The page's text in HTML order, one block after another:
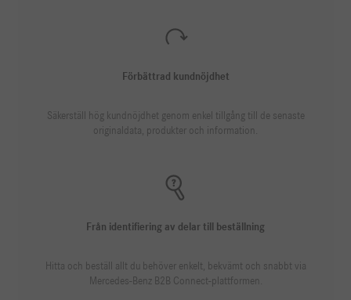
Förbättrad kundnöjdhet
Säkerställ hög kundnöjdhet genom enkel tillgång till de senaste
originaldata, produkter och information.
Från identifiering av delar till beställning
Hitta och beställ allt du behöver enkelt, bekvämt och snabbt via
Mercedes-Benz B2B Connect-plattformen.